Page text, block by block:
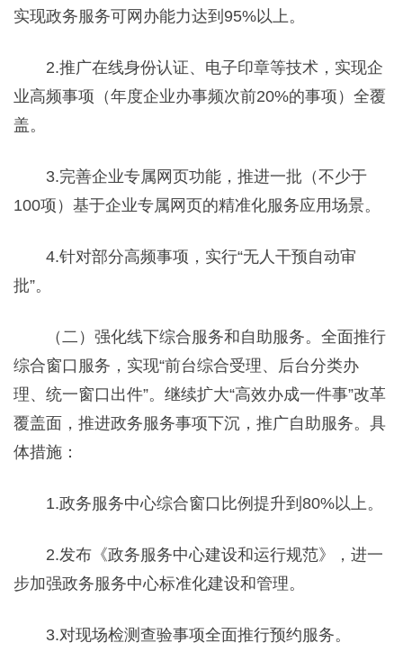
实现政务服务可网办能力达到95%以上。
2.推广在线身份认证、电子印章等技术，实现企
业高频事项（年度企业办事频次前20%的事项）全覆
盖。
3.完善企业专属网页功能，推进一批（不少于
100项）基于企业专属网页的精准化服务应用场景。
4.针对部分高频事项，实行“无人干预自动审
批”。
（二）强化线下综合服务和自助服务。全面推行
综合窗口服务，实现“前台综合受理、后台分类办
理、统一窗口出件”。继续扩大“高效办成一件事”改革
覆盖面，推进政务服务事项下沉，推广自助服务。具
体措施：
1.政务服务中心综合窗口比例提升到80%以上。
2.发布《政务服务中心建设和运行规范》，进一
步加强政务服务中心标准化建设和管理。
3.对现场检测查验事项全面推行预约服务。